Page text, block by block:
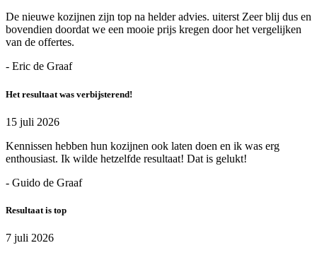
De nieuwe kozijnen zijn top na helder advies. uiterst Zeer blij dus en
bovendien doordat we een mooie prijs kregen door het vergelijken
van de offertes.
- Eric de Graaf
Het resultaat was verbijsterend!
15 juli 2026
Kennissen hebben hun kozijnen ook laten doen en ik was erg
enthousiast. Ik wilde hetzelfde resultaat! Dat is gelukt!
- Guido de Graaf
Resultaat is top
7 juli 2026